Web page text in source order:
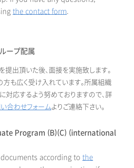
the contact form.
ープ配属
提出頂いた後、面接を実施致します。
方も広く受け入れています。所属組織
対応するよう努めておりますので、詳
合わせフォームよりご連絡下さい。
Program (B)(C) (international
according to the